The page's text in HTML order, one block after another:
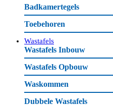
Badkamertegels
Toebehoren
Wastafels
Wastafels Inbouw
Wastafels Opbouw
Waskommen
Dubbele Wastafels